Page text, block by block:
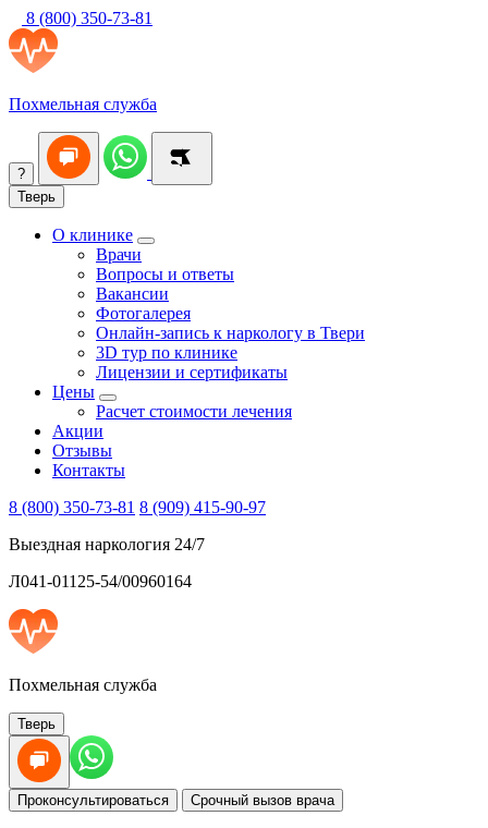
8 (800) 350-73-81
Похмельная служба
?
Тверь
О клинике
Врачи
Вопросы и ответы
Вакансии
Фотогалерея
Онлайн-запись к наркологу в Твери
3D тур по клинике
Лицензии и сертификаты
Цены
Расчет стоимости лечения
Акции
Отзывы
Контакты
8 (800) 350-73-81 8 (909) 415-90-97
Выездная наркология 24/7
Л041-01125-54/00960164
Похмельная служба
Тверь
Проконсультироваться Срочный вызов врача